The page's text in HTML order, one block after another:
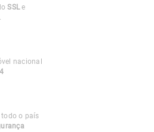
SSLe
nacional
todo o país